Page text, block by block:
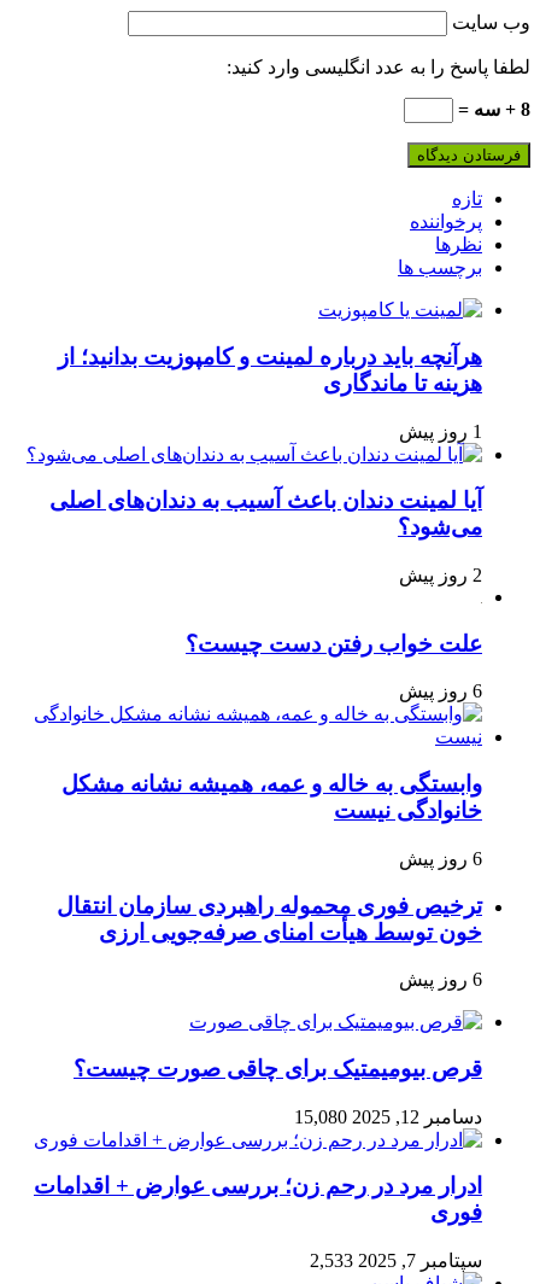
وب‌ سایت
لطفا پاسخ را به عدد انگلیسی وارد کنید:
8 + سه =
تازه
پرخواننده
نظرها
برچسب ها
هرآنچه باید درباره لمینت و کامپوزیت بدانید؛ از
هزینه تا ماندگاری
1 روز پیش
آیا لمینت دندان باعث آسیب به دندان‌های اصلی
می‌شود؟
2 روز پیش
علت خواب رفتن دست چیست؟
6 روز پیش
وابستگی به خاله و عمه، همیشه نشانه مشکل
خانوادگی نیست
6 روز پیش
ترخیص فوری محموله راهبردی سازمان انتقال
خون توسط هیأت امنای صرفه‌جویی ارزی
6 روز پیش
قرص بیومیمتیک برای چاقی صورت چیست؟
دسامبر 12, 2025 15,080
ادرار مرد در رحم زن؛ بررسی عوارض + اقدامات
فوری
سپتامبر 7, 2025 2,533